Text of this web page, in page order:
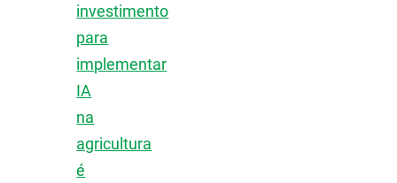
investimento
para
implementar
IA
na
agricultura
é